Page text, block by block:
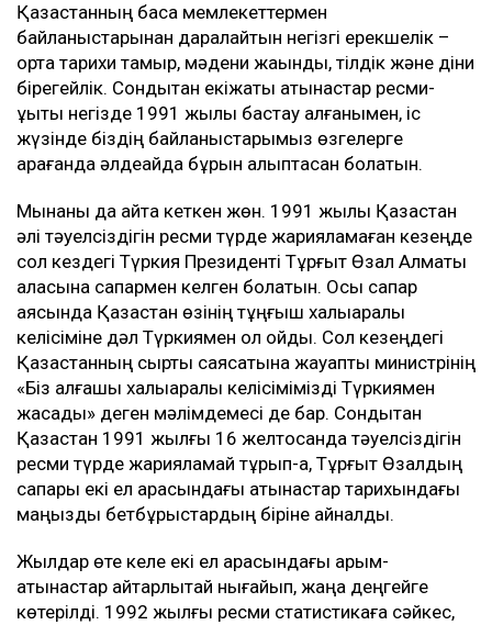
Қазақстанның басқа мемлекеттермен
байланыстарынан даралайтын негізгі ерекшелік –
ортақ тарихи тамыр, мәдени жақындық, тілдік және діни
бірегейлік. Сондықтан екіжақты қатынастар ресми-
құқықтық негізде 1991 жылы бастау алғанымен, іс
жүзінде біздің байланыстарымыз өзгелерге
қарағанда әлдеқайда бұрын қалыптасқан болатын.
Мынаны да айта кеткен жөн. 1991 жылы Қазақстан
әлі тәуелсіздігін ресми түрде жарияламаған кезеңде
сол кездегі Түркия Президенті Тұрғыт Өзал Алматы
қаласына сапармен келген болатын. Осы сапар
аясында Қазақстан өзінің тұңғыш халықаралық
келісіміне дәл Түркиямен қол қойды. Сол кезеңдегі
Қазақстанның сыртқы саясатына жауапты министрінің
«Біз алғашқы халықаралық келісімімізді Түркиямен
жасадық» деген мәлімдемесі де бар. Сондықтан
Қазақстан 1991 жылғы 16 желтоқсанда тәуелсіздігін
ресми түрде жарияламай тұрып-ақ, Тұрғыт Өзалдың
сапары екі ел арасындағы қатынастар тарихындағы
маңызды бетбұрыстардың біріне айналды.
Жылдар өте келе екі ел арасындағы қарым-
қатынастар айтарлықтай нығайып, жаңа деңгейге
көтерілді. 1992 жылғы ресми статистикаға сәйкес,